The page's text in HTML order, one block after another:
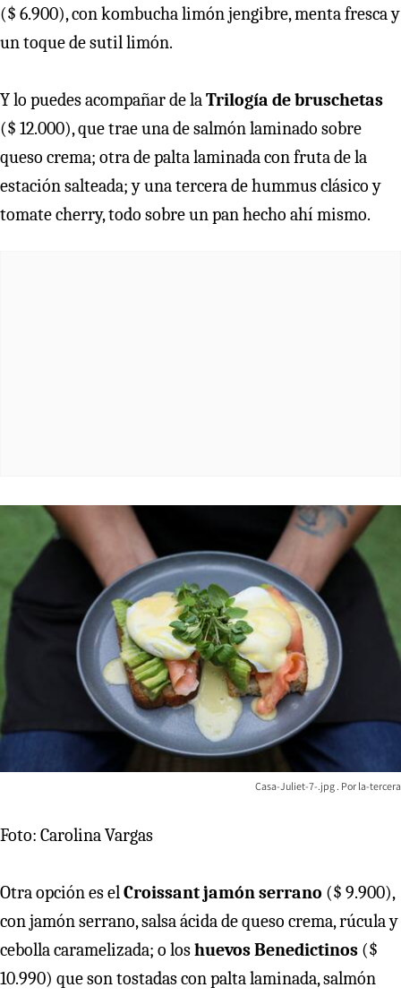
($ 6.900), con kombucha limón jengibre, menta fresca y
un toque de sutil limón.
Y lo puedes acompañar de la Trilogía de bruschetas
($ 12.000), que trae una de salmón laminado sobre
queso crema; otra de palta laminada con fruta de la
estación salteada; y una tercera de hummus clásico y
tomate cherry, todo sobre un pan hecho ahí mismo.
Casa-Juliet-7-.jpg la-tercera
Foto: Carolina Vargas
Otra opción es elCroissant jamón serrano ($ 9.900),
con jamón serrano, salsa ácida de queso crema, rúcula y
cebolla caramelizada; o loshuevos Benedictinos ($
10.990) que son tostadas con palta laminada, salmón